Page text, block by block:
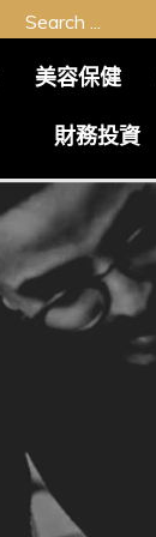
Search
美容保健
財務投資